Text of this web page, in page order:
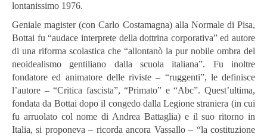
lontanissimo 1976.
Geniale magister (con Carlo Costamagna) alla Normale di Pisa,
Bottai fu “audace interprete della dottrina corporativa” ed autore
di una riforma scolastica che “allontanò la pur nobile ombra del
neoidealismo gentiliano dalla scuola italiana”. Fu inoltre
fondatore ed animatore delle riviste – “ruggenti”, le definisce
l’autore – “Critica fascista”, “Primato” e “Abc”. Quest’ultima,
fondata da Bottai dopo il congedo dalla Legione straniera (in cui
fu arruolato col nome di Andrea Battaglia) e il suo ritorno in
Italia, si proponeva – ricorda ancora Vassallo – “la costituzione